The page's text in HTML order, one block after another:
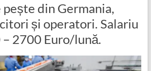
pește din Germania,
și operatori. Salariu
2700 Euro/lună.